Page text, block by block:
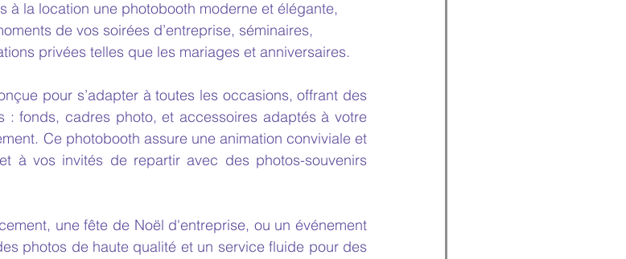
à la location une photobooth moderne et élégante,
de vos soirées d’entreprise, séminaires,
privées telles que les mariages et anniversaires.
pour s’adapter à toutes les occasions, offrant des
: fonds, cadres photo, et accessoires adaptés à votre
Ce photobooth assure une animation conviviale et
à vos invités de repartir avec des photos-souvenirs
une fête de Noël d'entreprise, ou un événement
photos de haute qualité et un service fluide pour des